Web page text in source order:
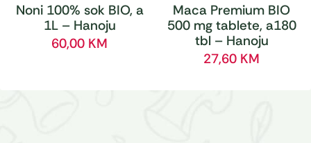
Noni 100% sok BIO, a
1L – Hanoju
60,00 KM
Maca Premium BIO
500 mg tablete, a180
tbl – Hanoju
27,60 KM